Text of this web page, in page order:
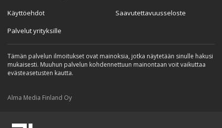
Käyttöehdot
Palvelut yrityksille
Saavutettavuusseloste
Tämän palvelun ilmoitukset ovat mainoksia, jotka näytetään sinulle hakusi
mukaisesti. Muuhun palvelun kohdennettuun mainontaan voit vaikuttaa
evästeasetusten kautta.
Alma Media Finland Oy